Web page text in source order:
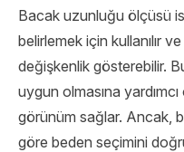
Bacak uzunluğu ölçüsü
belirlemek için kullanılır
değişkenlik gösterebilir.
uygun olmasına
görünüm sağlar. Ancak,
göre beden seçimini